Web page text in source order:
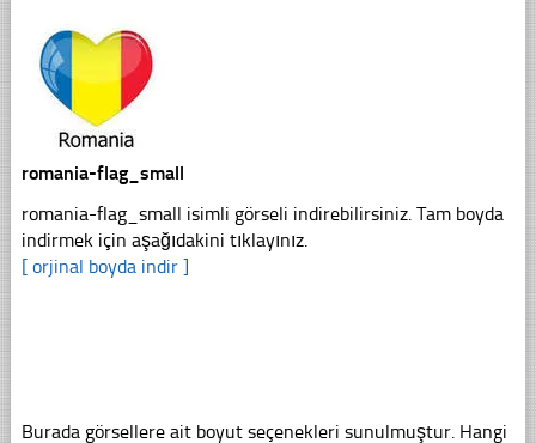
romania-flag_small
romania-flag_small isimli görseli indirebilirsiniz. Tam boyda
indirmek için aşağıdakini tıklayınız.
[ orjinal boyda indir ]
Burada görsellere ait boyut seçenekleri sunulmuştur. Hangi